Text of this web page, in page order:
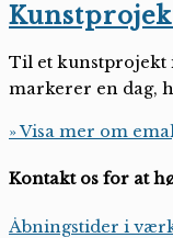
Til et kunstprojekt
markerer en dag,
» Visa mer om
Kontakt os for at
Åbningstider i